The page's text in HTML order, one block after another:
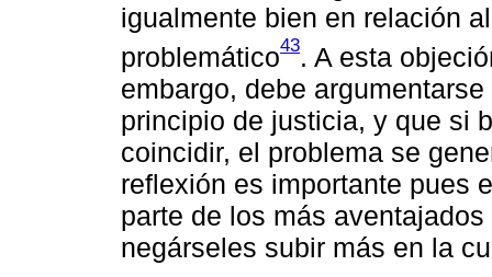
igualmente bien en relación
problemático43. A esta
embargo, debe
principio de justicia, y que si
coincidir, el problema se
reflexión es importante pues
parte de los más
negárseles subir más en la